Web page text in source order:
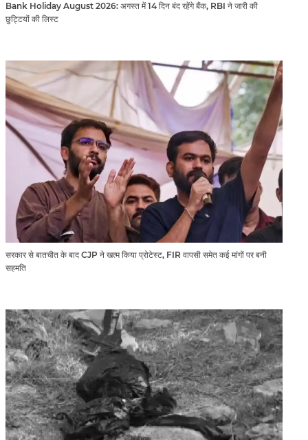
Bank Holiday August 2026: अगस्त में 14 दिन बंद रहेंगे बैंक, RBI ने जारी की
छुट्टियों की लिस्ट​​​​​​​
सरकार से बातचीत के बाद CJP ने खत्म किया प्रोटेस्ट, FIR वापसी समेत कई मांगों पर बनी
सहमति